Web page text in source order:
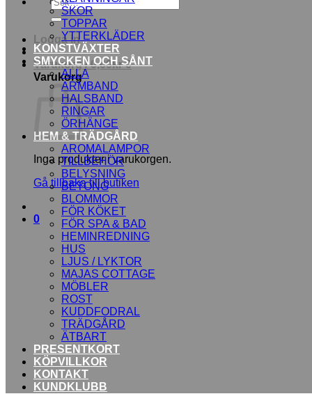
efter:
Logga in
Varukorg /0,00kr 0
Varukorg
Inga produkter i varukorgen.
Gå tillbaka till butiken
0
SKOR
TOPPAR
YTTERKLÄDER
KONSTVÄXTER
SMYCKEN OCH SÅNT
ALLA
ARMBAND
HALSBAND
RINGAR
ÖRHÄNGE
HEM & TRÄDGÅRD
AROMALAMPOR
TILLBEHÖR
BELYSNING
BETONG
BLOMMOR
FÖR KÖKET
FÖR SPA & BAD
HEMINREDNING
HUS
LJUS / LYKTOR
MAJAS COTTAGE
MÖBLER
ROST
KUDDFODRAL
TRÄDGÅRD
ÄTBART
PRESENTKORT
KÖPVILLKOR
KONTAKT
KUNDKLUBB